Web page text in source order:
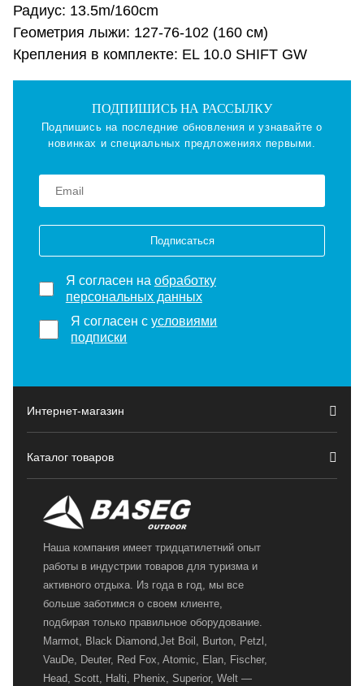
Радиус: 13.5m/160cm
Геометрия лыжи: 127-76-102 (160 см)
Крепления в комплекте: EL 10.0 SHIFT GW
ПОДПИШИСЬ НА РАССЫЛКУ
Подпишись на последние обновления и узнавайте о
новинках и специальных предложениях первыми.
Подписаться
Я согласен на обработку
персональных данных
Я согласен сусловиями
подписки
Интернет-магазин
Каталог товаров
Наша компания имеет тридцатилетний опыт
работы в индустрии товаров для туризма и
активного отдыха. Из года в год, мы все
больше заботимся о своем клиенте,
подбирая только правильное оборудование.
Marmot, Black Diamond,Jet Boil, Burton, Petzl,
VauDe, Deuter, Red Fox, Atomic, Elan, Fischer,
Head, Scott, Halti, Phenix, Superior, Welt —